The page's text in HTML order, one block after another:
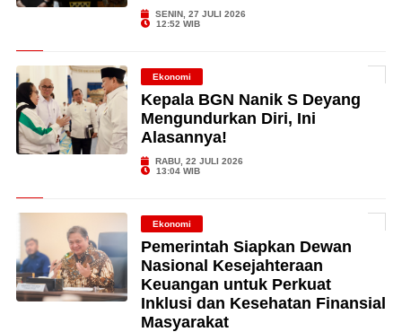
SENIN, 27 JULI 2026
12:52 WIB
Ekonomi
Kepala BGN Nanik S Deyang
Mengundurkan Diri, Ini
Alasannya!
RABU, 22 JULI 2026
13:04 WIB
Ekonomi
Pemerintah Siapkan Dewan
Nasional Kesejahteraan
Keuangan untuk Perkuat
Inklusi dan Kesehatan Finansial
Masyarakat